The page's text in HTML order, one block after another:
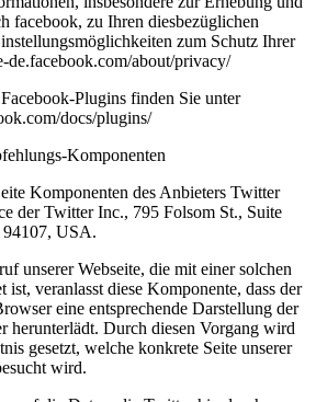
facebook, zu Ihren diesbezüglichen
zum Schutz Ihrer
about/privacy/
Plugins finden Sie unter
docs/plugins/
Komponenten
Komponenten des Anbieters Twitter
der Twitter Inc., 795 Folsom St., Suite
94107, USA.
unserer Webseite, die mit einer solchen
ist, veranlasst diese Komponente, dass der
eine entsprechende Darstellung der
herunterlädt. Durch diesen Vorgang wird
gesetzt, welche konkrete Seite unserer
wird.